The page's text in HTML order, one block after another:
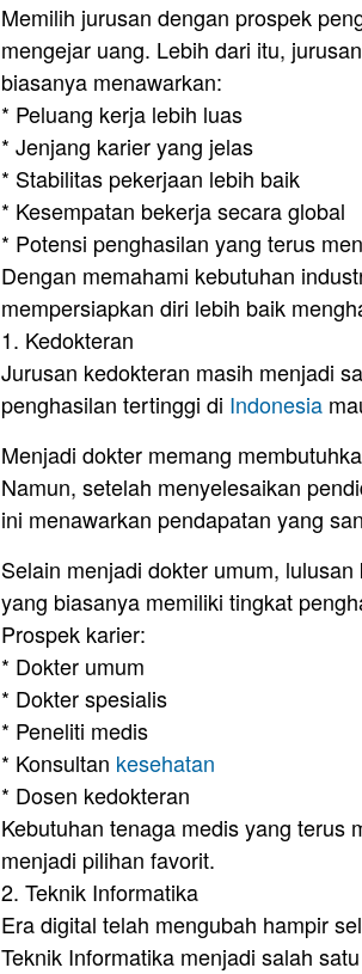
Memilih jurusan dengan prospek
mengejar uang. Lebih dari itu,
biasanya menawarkan:
* Peluang kerja lebih luas
* Jenjang karier yang jelas
* Stabilitas pekerjaan lebih baik
* Kesempatan bekerja secara global
* Potensi penghasilan yang terus
Dengan memahami kebutuhan
mempersiapkan diri lebih baik
1. Kedokteran
Jurusan kedokteran masih menjadi
penghasilan tertinggi di Indonesia
Menjadi dokter memang
Namun, setelah menyelesaikan
ini menawarkan pendapatan yang
Selain menjadi dokter umum,
yang biasanya memiliki tingkat
Prospek karier:
* Dokter umum
* Dokter spesialis
* Peneliti medis
* Konsultan kesehatan
* Dosen kedokteran
Kebutuhan tenaga medis yang terus
menjadi pilihan favorit.
2. Teknik Informatika
Era digital telah mengubah hampir
Teknik Informatika menjadi salah